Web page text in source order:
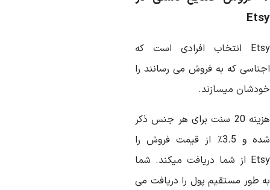
انتخاب افرادی است که
که به فروش می رسانند را
میسازند.
هزینه 20 سنت برای هر جنس ذکر
3.5٪ از قیمت فروش را
از شما دریافت میکند. شما
طور مستقیم پول را دریافت می